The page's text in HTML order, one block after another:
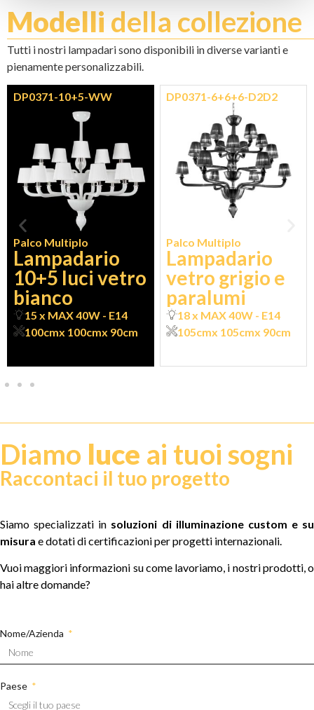
Modelli della collezione
Tutti i nostri lampadari sono disponibili in diverse varianti e
pienamente personalizzabili.
Palco Multiplo
Lampadario
10+5 luci vetro
bianco
DP0371-10+5-WW
15 x MAX 40W - E14
100cmx 100cmx 90cm
Palco Multiplo
Lampadario
vetro grigio e
paralumi
DP0371-6+6+6-D2D2
18 x MAX 40W - E14
105cmx 105cmx 90cm
Diamo luce ai tuoi sogni
Raccontaci il tuo progetto
Siamo specializzati in soluzioni di illuminazione custom e su
misura e dotati di certificazioni per progetti internazionali.
Vuoi maggiori informazioni su come lavoriamo, i nostri prodotti, o
hai altre domande?
Nome/Azienda
Paese